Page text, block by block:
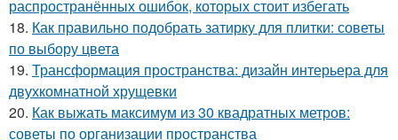
распространённых ошибок, которых стоит избегать
18. Как правильно подобрать затирку для плитки: советы
по выбору цвета
19. Трансформация пространства: дизайн интерьера для
двухкомнатной хрущевки
20. Как выжать максимум из 30 квадратных метров:
советы по организации пространства